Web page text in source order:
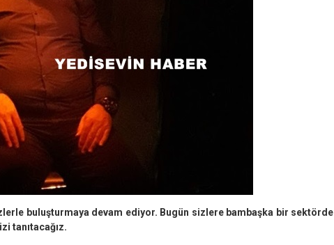
buluşturmaya devam ediyor. Bugün sizlere bambaşka bir sektörde
tanıtacağız.